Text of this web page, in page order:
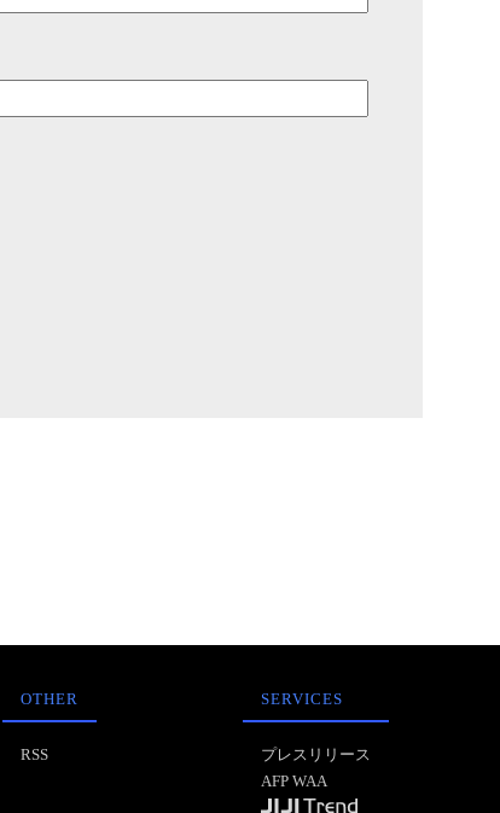
OTHER
RSS
SERVICES
プレスリリース
AFP WAA